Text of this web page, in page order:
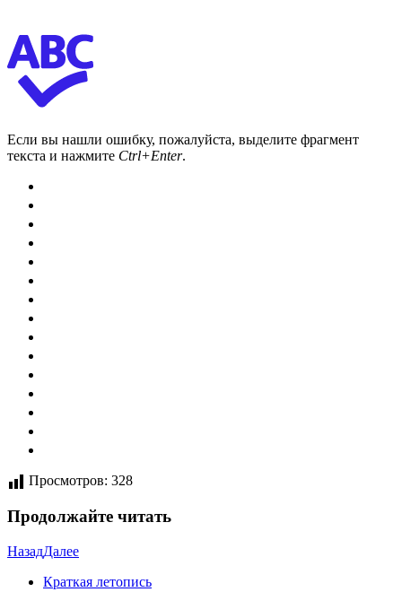
Если вы нашли ошибку, пожалуйста, выделите фрагмент
текста и нажмите Ctrl+Enter.
Просмотров: 328
Продолжайте читать
НазадДалее
Краткая летопись